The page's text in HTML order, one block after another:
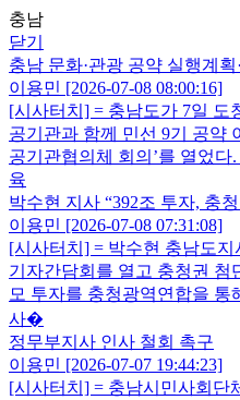
충남
닫기
충남 문화·관광 공약 실행계획
이용민 [2026-07-08 08:00:16]
[시사터치] = 충남도가 7일 도
공기관과 함께 민선 9기 공약
공기관협의체 회의’를 열었다
육
박수현 지사 “392조 투자, 충
이용민 [2026-07-08 07:31:08]
[시사터치] = 박수현 충남도
기자간담회를 열고 충청권 첨
모 투자를 충청광역연합을 통
사�
정무부지사 인사 철회 촉구
이용민 [2026-07-07 19:44:23]
[시사터치] = 충남시민사회단